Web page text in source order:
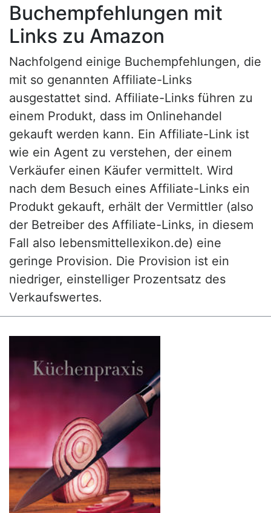
Buchempfehlungen mit
Links zu Amazon
Nachfolgend einige Buchempfehlungen, die
mit so genannten Affiliate-Links
ausgestattet sind. Affiliate-Links führen zu
einem Produkt, dass im Onlinehandel
gekauft werden kann. Ein Affiliate-Link ist
wie ein Agent zu verstehen, der einem
Verkäufer einen Käufer vermittelt. Wird
nach dem Besuch eines Affiliate-Links ein
Produkt gekauft, erhält der Vermittler (also
der Betreiber des Affiliate-Links, in diesem
Fall also lebensmittellexikon.de) eine
geringe Provision. Die Provision ist ein
niedriger, einstelliger Prozentsatz des
Verkaufswertes.